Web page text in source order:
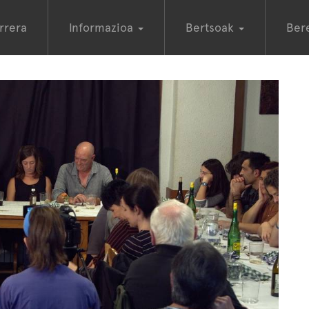
Informazioa Bertsoak